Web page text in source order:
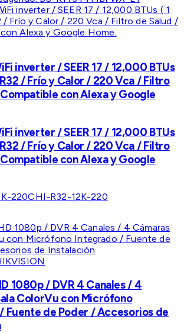
inverter / SEER 17 / 12,000 BTUs
/ Frío y Calor / 220 Vca / Filtro
con Alexa y Google
inverter / SEER 17 / 12,000 BTUs
/ Frío y Calor / 220 Vca / Filtro
con Alexa y Google
220CHI-R32-12K-220
1080p / DVR 4 Canales / 4
ColorVu con Micrófono
Fuente de Poder / Accesorios de